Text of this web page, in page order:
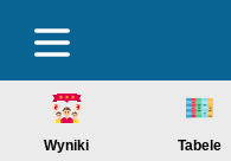
Wyniki Tabele